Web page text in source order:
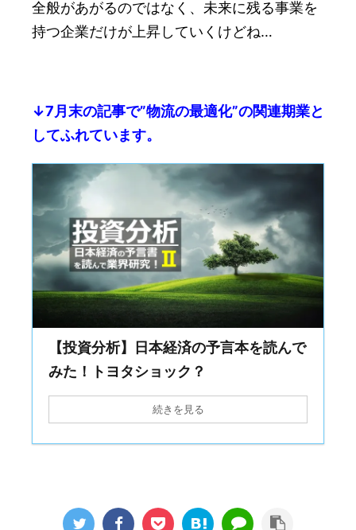
全般があがるのではなく、未来に残る事業を
持つ企業だけが上昇していくけどね…
↓7月末の記事で”物流の最適化”の関連期業と
してふれています。
【投資分析】日本経済の予言本を読んで
みた！トヨタショック？
続きを見る